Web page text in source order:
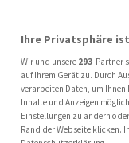
Fluggastrechte
Ihre Privatsphäre
Wir und unsere 293-Partner
auf Ihrem Gerät zu. Durch
verarbeiten Daten, um
Inhalte und Anzeigen
Einstellungen zu ändern
Rand der Webseite klicken.